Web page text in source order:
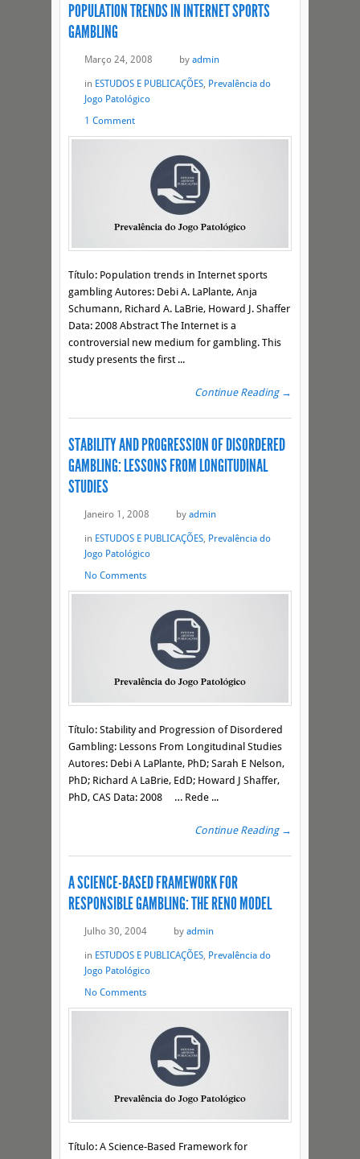
POPULATION TRENDS IN INTERNET SPORTS
GAMBLING
Março 24, 2008 by admin
in ESTUDOS E PUBLICAÇÕES Prevalência do
Jogo Patológico
1 Comment
Título: Population trends in Internet sports
gambling Autores: Debi A. LaPlante, Anja
Schumann, Richard A. LaBrie, Howard J. Shaffer
Data: 2008 Abstract The Internet is a
controversial new medium for gambling. This
study presents the first ...
Continue Reading →
STABILITY AND PROGRESSION OF DISORDERED
GAMBLING: LESSONS FROM LONGITUDINAL
STUDIES
Janeiro 1, 2008 by admin
in ESTUDOS E PUBLICAÇÕES Prevalência do
Jogo Patológico
No Comments
Título: Stability and Progression of Disordered
Gambling: Lessons From Longitudinal Studies
Autores: Debi A LaPlante, PhD; Sarah E Nelson,
PhD; Richard A LaBrie, EdD; Howard J Shaffer,
PhD, CAS Data: 2008 … Rede ...
Continue Reading →
A SCIENCE-BASED FRAMEWORK FOR
RESPONSIBLE GAMBLING: THE RENO MODEL
Julho 30, 2004 by admin
in ESTUDOS E PUBLICAÇÕES Prevalência do
Jogo Patológico
No Comments
Título: A Science-Based Framework for